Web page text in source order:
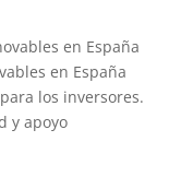
en España
en España
los inversores.
y apoyo